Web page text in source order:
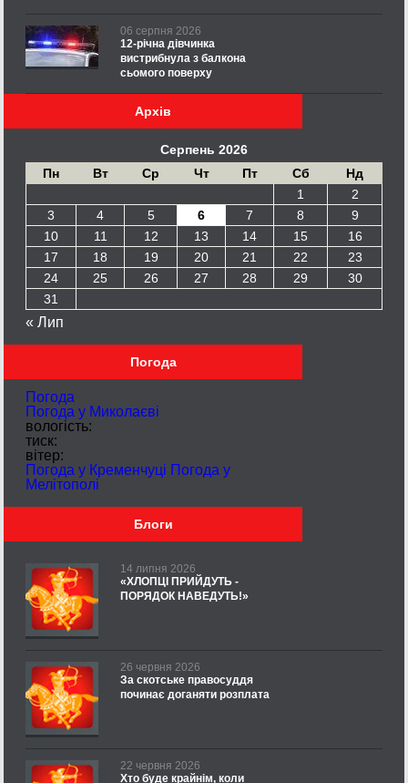
06 серпня 2026
12-річна дівчинка
вистрибнула з балкона
сьомого поверху
Архів
Серпень 2026
Пн
Вт Ср Чт Пт Сб
Нд
1
2
3
4 5 6 7 8
9
10
11 12 13 14 15
16
17
18 19 20 21 22
23
24
25 26 27 28 29
30
31
« Лип
Погода
Погода
Погода у Миколаєві
вологість:
тиск:
вітер:
Погода у Кременчуці Погода у
Мелітополі
Блоги
14 липня 2026
«ХЛОПЦІ ПРИЙДУТЬ -
ПОРЯДОК НАВЕДУТЬ!»
26 червня 2026
За скотське правосуддя
починає доганяти розплата
22 червня 2026
Хто буде крайнім, коли